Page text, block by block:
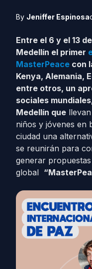
By Jeniffer Espinosa
Entre el 6 y el 13
Medellín el primer
MasterPeace con
Kenya, Alemania,
entre otros, un
sociales
Medellín que
niños y jóvenes en
ciudad una
se reunirán para
generar
global